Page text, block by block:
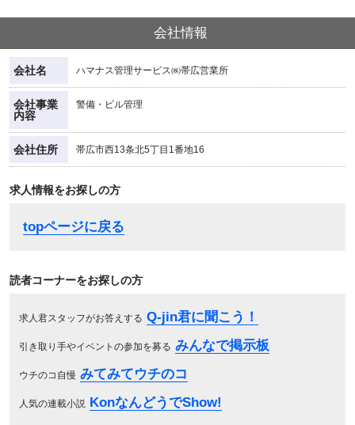
会社情報
会社名 ハマナス管理サービス㈱帯広営業所
会社事業
内容
警備・ビル管理
会社住所 帯広市西13条北5丁目1番地16
求人情報をお探しの方
topページに戻る
読者コーナーをお探しの方
求人君スタッフがお答えする Q-jin君に聞こう！
引き取り手やイベントの参加を募る みんなで掲示板
ウチのコ自慢 みてみてウチのコ
人気の連載小説 KonなんどうでShow!